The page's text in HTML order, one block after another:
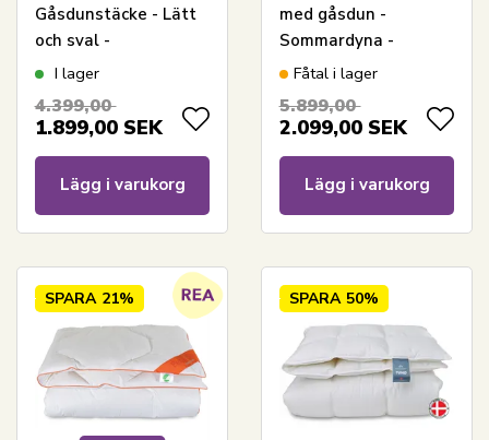
Gåsdunstäcke - Lätt
och sval -
Allergivänlig -
Living
I lager
4.399,00
1.899,00 SEK
Lägg i varukorg
med gåsdun -
Sommardyna -
140x200 cm + 60x63
Fåtal i lager
5.899,00
2.099,00 SEK
Lägg i varukorg
SPARA 21% SPARA 50%